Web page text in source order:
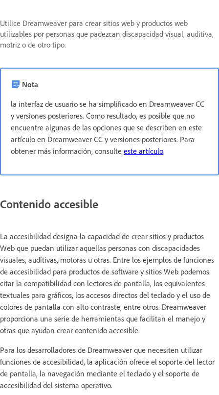
Utilice Dreamweaver para crear sitios web y productos web
utilizables por personas que padezcan discapacidad visual, auditiva,
motriz o de otro tipo.
Nota
la interfaz de usuario se ha simplificado en Dreamweaver CC
y versiones posteriores. Como resultado, es posible que no
encuentre algunas de las opciones que se describen en este
artículo en Dreamweaver CC y versiones posteriores. Para
obtener más información, consulte este artículo.
Contenido accesible
La accesibilidad designa la capacidad de crear sitios y productos
Web que puedan utilizar aquellas personas con discapacidades
visuales, auditivas, motoras u otras. Entre los ejemplos de funciones
de accesibilidad para productos de software y sitios Web podemos
citar la compatibilidad con lectores de pantalla, los equivalentes
textuales para gráficos, los accesos directos del teclado y el uso de
colores de pantalla con alto contraste, entre otros. Dreamweaver
proporciona una serie de herramientas que facilitan el manejo y
otras que ayudan crear contenido accesible.
Para los desarrolladores de Dreamweaver que necesiten utilizar
funciones de accesibilidad, la aplicación ofrece el soporte del lector
de pantalla, la navegación mediante el teclado y el soporte de
accesibilidad del sistema operativo.